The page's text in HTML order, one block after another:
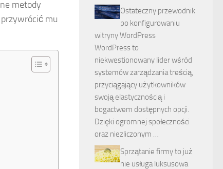
metody
mu
Ostateczny przewodnik
po konfigurowaniu
witryny WordPress
WordPress to
niekwestionowany lider wśród
systemów zarządzania treścią,
przyciągający użytkowników
swoją elastycznością i
bogactwem dostępnych opcji.
Dzięki ogromnej społeczności
oraz niezliczonym …
Sprzątanie firmy to już
nie usługa luksusowa